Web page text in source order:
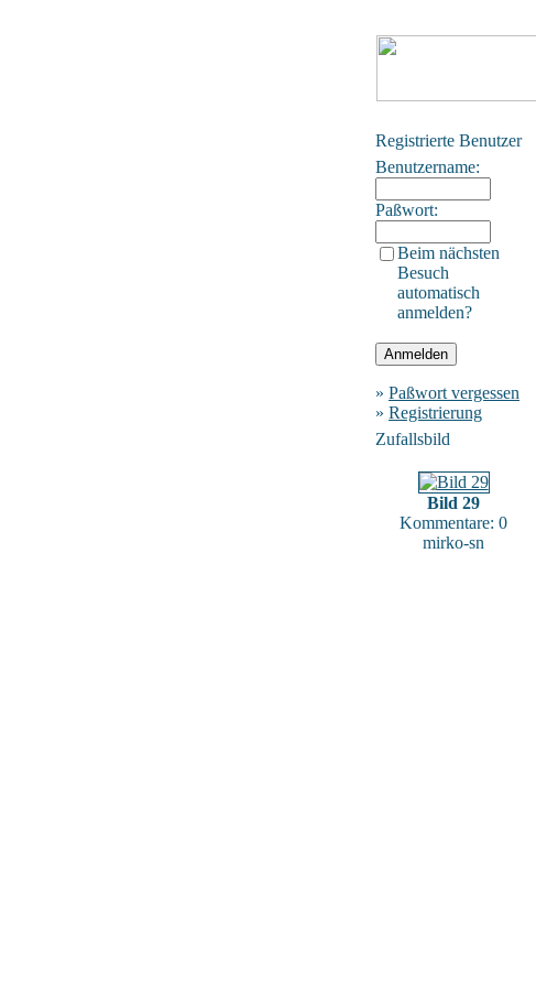
Registrierte Benutzer
Benutzername:
Paßwort:
Beim nächsten
Besuch
automatisch
anmelden?
» Paßwort vergessen
» Registrierung
Zufallsbild
Bild 29
Kommentare: 0
mirko-sn